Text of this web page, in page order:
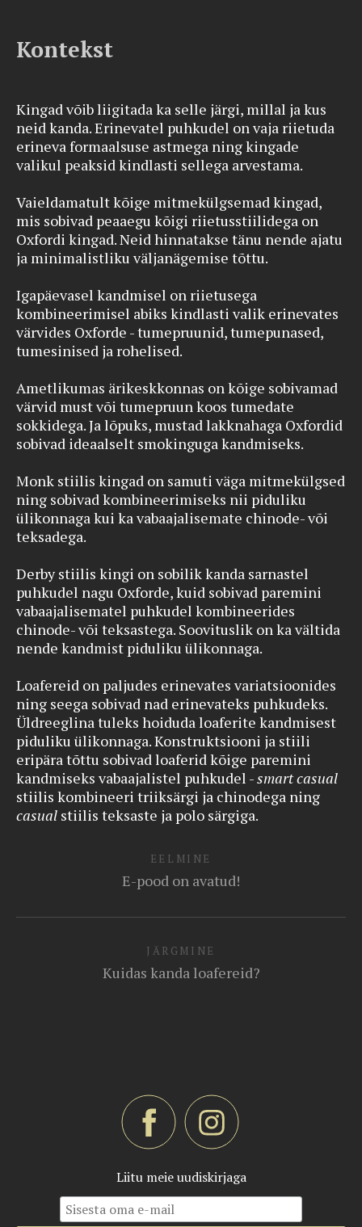
Kontekst
Kingad võib liigitada ka selle järgi, millal ja kus
neid kanda. Erinevatel puhkudel on vaja riietuda
erineva formaalsuse astmega ning kingade
valikul peaksid kindlasti sellega arvestama.
Vaieldamatult kõige mitmekülgsemad kingad,
mis sobivad peaaegu kõigi riietusstiilidega on
Oxfordi kingad. Neid hinnatakse tänu nende ajatu
ja minimalistliku väljanägemise tõttu.
Igapäevasel kandmisel on riietusega
kombineerimisel abiks kindlasti valik erinevates
värvides Oxforde - tumepruunid, tumepunased,
tumesinised ja rohelised.
Ametlikumas ärikeskkonnas on kõige sobivamad
värvid must või tumepruun koos tumedate
sokkidega. Ja lõpuks, mustad lakknahaga Oxfordid
sobivad ideaalselt smokinguga kandmiseks.
Monk stiilis kingad on samuti väga mitmekülgsed
ning sobivad kombineerimiseks nii piduliku
ülikonnaga kui ka vabaajalisemate chinode- või
teksadega.
Derby stiilis kingi on sobilik kanda sarnastel
puhkudel nagu Oxforde, kuid sobivad paremini
vabaajalisematel puhkudel kombineerides
chinode- või teksastega. Soovituslik on ka vältida
nende kandmist piduliku ülikonnaga.
Loafereid on paljudes erinevates variatsioonides
ning seega sobivad nad erinevateks puhkudeks.
Üldreeglina tuleks hoiduda loaferite kandmisest
piduliku ülikonnaga. Konstruktsiooni ja stiili
eripära tõttu sobivad loaferid kõige paremini
kandmiseks vabaajalistel puhkudel -smart casual
stiilis kombineeri triiksärgi ja chinodega ning
casual stiilis teksaste ja polo särgiga.
EELMINE
E-pood on avatud!
JÄRGMINE
Kuidas kanda loafereid?
Liitu meie uudiskirjaga